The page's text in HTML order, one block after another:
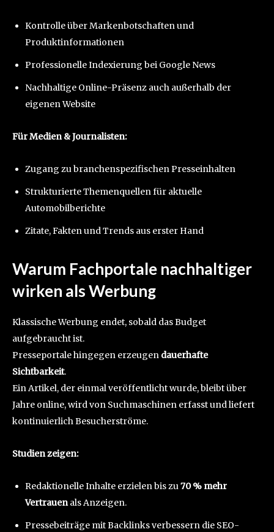
Kontrolle über Markenbotschaften und
Produktinformationen
Professionelle Indexierung bei Google News
Nachhaltige Online-Präsenz auch außerhalb der
eigenen Website
Für Medien & Journalisten:
Zugang zu branchenspezifischen Presseinhalten
Strukturierte Themenquellen für aktuelle
Automobilberichte
Zitate, Fakten und Trends aus erster Hand
Warum Fachportale nachhaltiger
wirken als Werbung
Klassische Werbung endet, sobald das Budget
aufgebraucht ist.
Presseportale hingegen erzeugen dauerhafte
Sichtbarkeit.
Ein Artikel, der einmal veröffentlicht wurde, bleibt über
Jahre online, wird von Suchmaschinen erfasst und liefert
kontinuierlich Besucherströme.
Studien zeigen:
Redaktionelle Inhalte erzielen bis zu70 % mehr
Vertrauenals Anzeigen.
Pressebeiträge mit Backlinks verbessern die SEO-